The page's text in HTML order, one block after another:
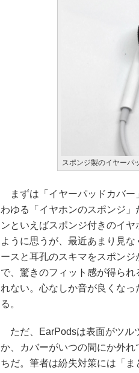
スポンジ製のイヤーパ
まずは「イヤーパッドカバー
わゆる「イヤホンのスポンジ」
ンといえばスポンジ付きのイヤ
ように思うが、最近あまり見
ースと耳孔のスキマをスポンジ
で、驚きのフィット感が得ら
れない。心なしか音が良くな
る。
ただ、EarPodsは表面がツル
か、カバーがいつの間にか外れ
ちだ。筆者は紛失対策には「ま